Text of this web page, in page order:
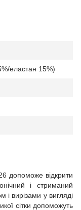
еластан 15%)
допоможе відкрити
і стриманий
і вирізами у вигляді
сітки допоможуть